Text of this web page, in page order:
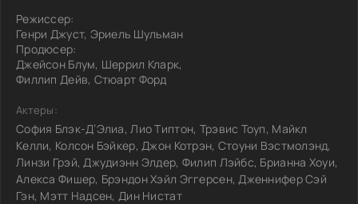
Режиссер:
Генри Джуст, Эриель Шульман
Продюсер:
Джейсон Блум, Шеррил Кларк,
Филлип Дейв, Стюарт Форд
Актеры:
София Блэк-Д’Элиа, Лио Типтон, Трэвис Тоуп, Майкл
Келли, Колсон Бэйкер, Джон Котрэн, Стоуни Вэстмолэнд,
Линзи Грэй, Джудиэнн Элдер, Филип Лэйбс, Брианна Хоуи,
Алекса Фишер, Брэндон Хэйл Эггерсен, Дженнифер Сэй
Гэн, Мэтт Надсен, Дин Нистат